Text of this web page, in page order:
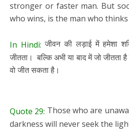
stronger or faster man. But
who wins, is the man who thinks
In Hindi: जीवन की लड़ाई में हमेशा
जीतता। बल्कि अभी या बाद में जो जीतता है
वो जीत सकता है।
Quote 29: Those who are
darkness will never seek the